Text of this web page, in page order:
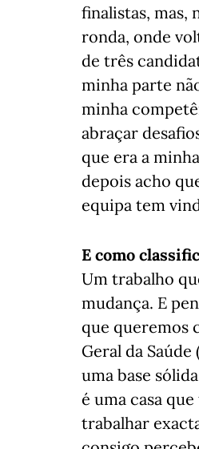
finalistas, mas,
ronda, onde
de três
minha parte
minha
abraçar
que era a
depois acho
equipa tem
E como
Um trabalho
mudança. E
que queremos
Geral da
uma base
é uma casa
trabalhar